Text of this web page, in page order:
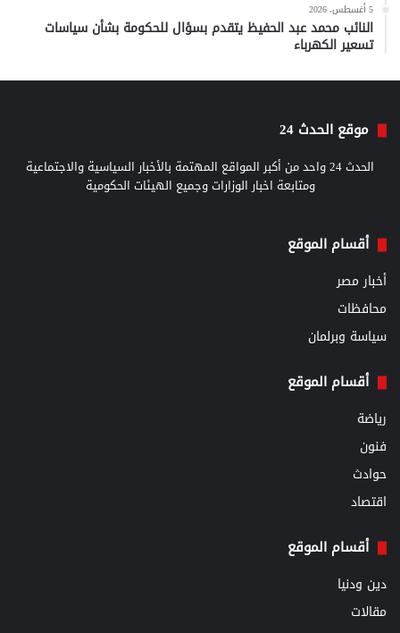
5 أغسطس، 2026
النائب محمد عبد الحفيظ يتقدم بسؤال للحكومة بشأن سياسات
تسعير الكهرباء
موقع الحدث 24
الحدث 24 واحد من أكبر المواقع المهتمة بالأخبار السياسية والاجتماعية
ومتابعة اخبار الوزارات وجميع الهيئات الحكومية
أقسام الموقع
أخبار مصر
محافظات
سياسة وبرلمان
أقسام الموقع
رياضة
فنون
حوادث
اقتصاد
أقسام الموقع
دين ودنيا
مقالات